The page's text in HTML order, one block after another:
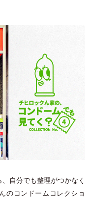
自分でも整理がつかなく
のコンドームコレクショ